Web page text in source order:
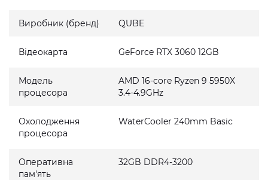
Виробник (бренд) QUBE
Відеокарта GeForce RTX 3060 12GB
Модель
процесора
AMD 16-core Ryzen 9 5950X
3.4-4.9GHz
Охолодження
процесора
WaterCooler 240mm Basic
Оперативна
пам'ять
32GB DDR4-3200